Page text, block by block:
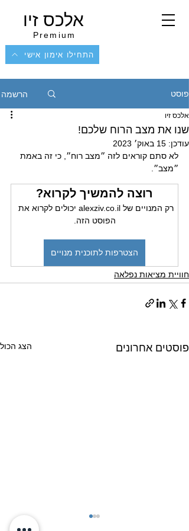
אלכס זיו
Premium
התחילו אימון אישי
פוסט הרשמה
שנו את מצב הרוח שלכם!
אלכס זיו
עודכן: 15 באוק׳ 2023
לא סתם קוראים לזה ״מצב רוח״, כי זה באמת
״מצב״.
רוצה להמשיך לקרוא?
רק המנויים של alexziv.co.il יכולים לקרוא את
הפוסט הזה.
הצטרפות לתוכנית מנויים
חוויית מציאות נפלאה
פוסטים אחרונים הצג הכול